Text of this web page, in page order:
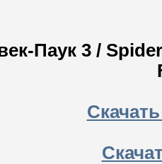
Паук 3 /